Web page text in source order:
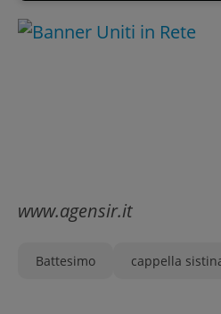
www.agensir.it
Battesimo cappella